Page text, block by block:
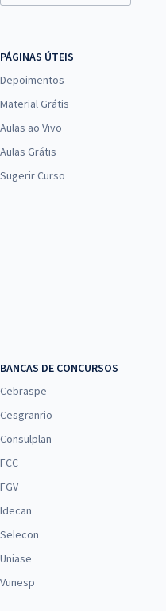
PÁGINAS ÚTEIS
Depoimentos
Material Grátis
Aulas ao Vivo
Aulas Grátis
Sugerir Curso
BANCAS DE CONCURSOS
Cebraspe
Cesgranrio
Consulplan
FCC
FGV
Idecan
Selecon
Uniase
Vunesp